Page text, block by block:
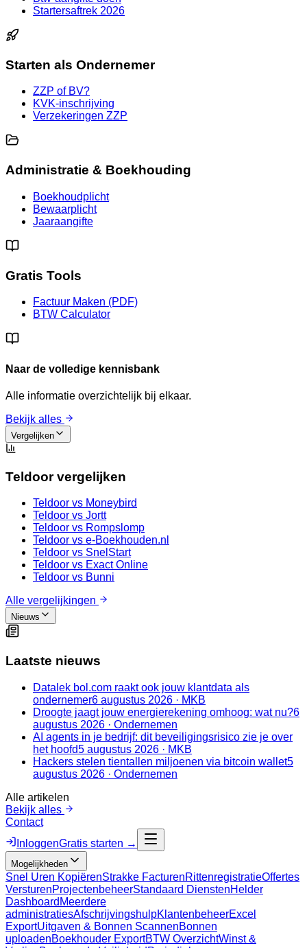
Startersaftrek 2026
Starten als Ondernemer
ZZP of BV?
KVK-inschrijving
Verzekeringen ZZP
Administratie & Boekhouding
Boekhoudplicht
Bewaarplicht
Jaaraangifte
Gratis Tools
Factuur Maken (PDF)
BTW Calculator
Naar de volledige kennisbank
Alle informatie overzichtelijk bij elkaar.
Bekijk alles
Vergelijken
Teldoor vergelijken
Teldoor vs Moneybird
Teldoor vs Jortt
Teldoor vs Rompslomp
Teldoor vs e-Boekhouden.nl
Teldoor vs SnelStart
Teldoor vs Exact Online
Teldoor vs Bunni
Alle vergelijkingen
Nieuws
Laatste nieuws
Datalek bol.com raakt ook jouw klantdata als
ondernemer6 augustus 2026 · MKB
Droogte jaagt jouw energierekening omhoog: wat nu?6
augustus 2026 · Ondernemen
AI agents in je bedrijf: dit beveiligingsrisico zie je over
het hoofd5 augustus 2026 · MKB
Hackers stelen tientallen miljoenen via bitcoin wallet5
augustus 2026 · Ondernemen
Alle artikelen
Bekijk alles
Contact
InloggenGratis starten →
Mogelijkheden
Snel Uren KopiërenStrakke FacturenRittenregistratieOffertes
VersturenProjectenbeheerStandaard DienstenHelder
Dashboard Meerdere
administratiesAfschrijvingshulpKlantenbeheerExcel
ExportUitgaven & Bonnen ScannenBonnen
uploadenBoekhouder ExportBTW OverzichtWinst &